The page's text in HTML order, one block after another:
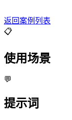
返回案例列表
📋
使用场景
💬
提示词